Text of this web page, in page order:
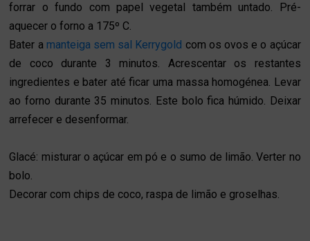
forrar o fundo com papel vegetal também untado. Pré-
aquecer o forno a 175º C.
Bater a manteiga sem sal Kerrygold com os ovos e o açúcar
de coco durante 3 minutos. Acrescentar os restantes
ingredientes e bater até ficar uma massa homogénea. Levar
ao forno durante 35 minutos. Este bolo fica húmido. Deixar
arrefecer e desenformar.
Glacé: misturar o açúcar em pó e o sumo de limão. Verter no
bolo.
Decorar com chips de coco, raspa de limão e groselhas.